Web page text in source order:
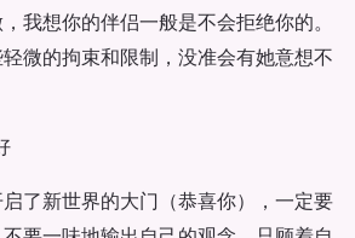
我想你的伴侣一般是不会拒绝你的。
微的拘束和限制，没准会有她意想不
了新世界的大门（恭喜你），一定要